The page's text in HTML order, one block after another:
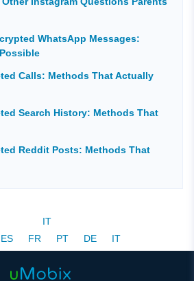
WhatsApp Messages:
Calls: Methods That Actually
Search History: Methods That
Reddit Posts: Methods That
IT
ES FR PT DE IT